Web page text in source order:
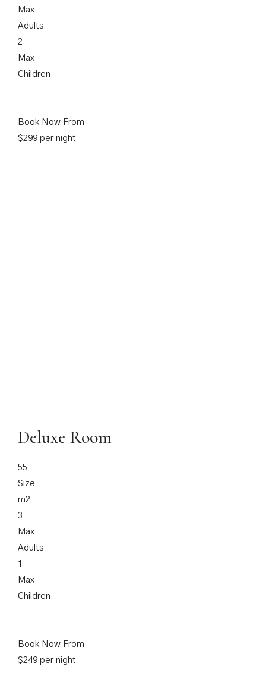
Max
Adults
2
Max
Children
Book Now From
$299 per night
Deluxe Room
55
Size
m2
3
Max
Adults
1
Max
Children
Book Now From
$249 per night